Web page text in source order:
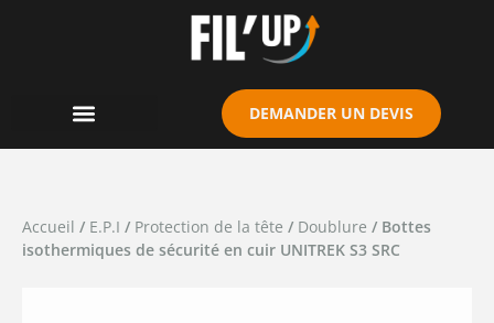
DEMANDER UN DEVIS
Accueil / E.P.I / Protection de la tête / Doublure / Bottes
isothermiques de sécurité en cuir UNITREK S3 SRC
Cookies management panel